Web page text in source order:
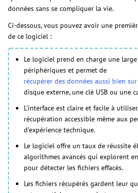
données sans se compliquer la vie.
Ci-dessous, vous pouvez avoir une
de ce logiciel :
Le logiciel prend en charge une
périphériques et permet de
récupérer des données aussi bien
disque externe, une clé USB ou une
L’interface est claire et facile à
récupération accessible même aux
d’expérience technique.
Le logiciel offre un taux de réussite
algorithmes avancés qui explorent
pour détecter les fichiers effacés.
Les fichiers récupérés gardent leur